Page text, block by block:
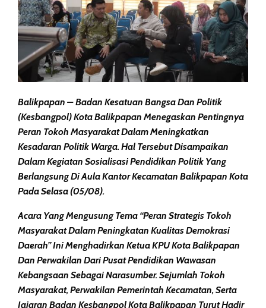
Balikpapan – Badan Kesatuan Bangsa Dan Politik
(Kesbangpol) Kota Balikpapan Menegaskan Pentingnya
Peran Tokoh Masyarakat Dalam Meningkatkan
Kesadaran Politik Warga. Hal Tersebut Disampaikan
Dalam Kegiatan Sosialisasi Pendidikan Politik Yang
Berlangsung Di Aula Kantor Kecamatan Balikpapan Kota
Pada Selasa (05/08).
Acara Yang Mengusung Tema “Peran Strategis Tokoh
Masyarakat Dalam Peningkatan Kualitas Demokrasi
Daerah”Ini Menghadirkan Ketua KPU Kota Balikpapan
Dan Perwakilan Dari Pusat Pendidikan Wawasan
Kebangsaan Sebagai Narasumber. Sejumlah Tokoh
Masyarakat, Perwakilan Pemerintah Kecamatan, Serta
Jajaran Badan Kesbangpol Kota Balikpapan Turut Hadir